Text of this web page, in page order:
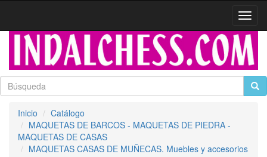
Inicio
Catálogo
MAQUETAS DE BARCOS - MAQUETAS DE PIEDRA -
MAQUETAS DE CASAS
MAQUETAS CASAS DE MUÑECAS. Muebles y accesorios